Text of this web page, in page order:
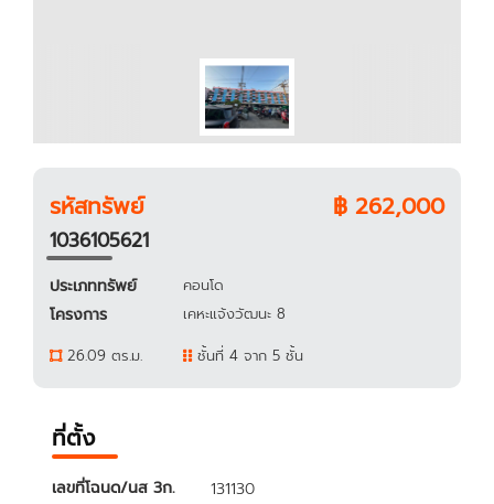
รหัสทรัพย์
1036105621
฿ 262,000
ประเภททรัพย์ คอนโด
โครงการ
เคหะแจ้งวัฒนะ 8
26.09 ตร.ม.
ชั้นที่ 4 จาก 5 ชั้น
ที่ตั้ง
เลขที่โฉนด/นส 3ก.
131130